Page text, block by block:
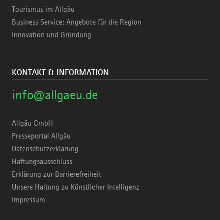
Tourismus im Allgäu
Business Service: Angebote für die Region
Innovation und Gründung
KONTAKT & INFORMATION
info@allgaeu.de
Allgäu GmbH
Presseportal Allgäu
Datenschutzerklärung
Haftungsausschluss
Erklärung zur Barrierefreiheit
Unsere Haltung zu Künstlicher Intelligenz
Impressum